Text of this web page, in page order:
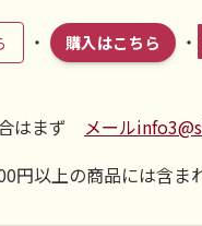
・ 購入はこちら ・
はまず
メール
円以上の商品には含ま